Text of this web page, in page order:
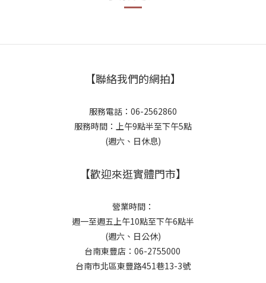
【聯絡我們的網拍】
服務電話：06-2562860
服務時間：上午9點半至下午5點
(週六、日休息)
【歡迎來逛實體門市】
營業時間：
週一至週五上午10點至下午6點半
(週六、日公休)
台南東豐店：06-2755000
台南市北區東豐路451巷13-3號